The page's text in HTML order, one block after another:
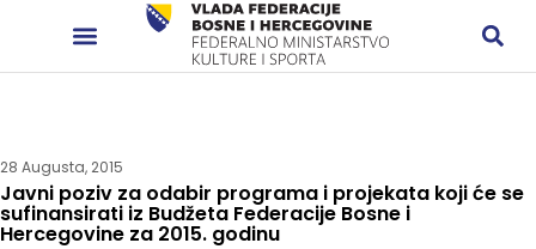
28 Augusta, 2015
Javni poziv za odabir programa i projekata koji će se
sufinansirati iz Budžeta Federacije Bosne i
Hercegovine za 2015. godinu